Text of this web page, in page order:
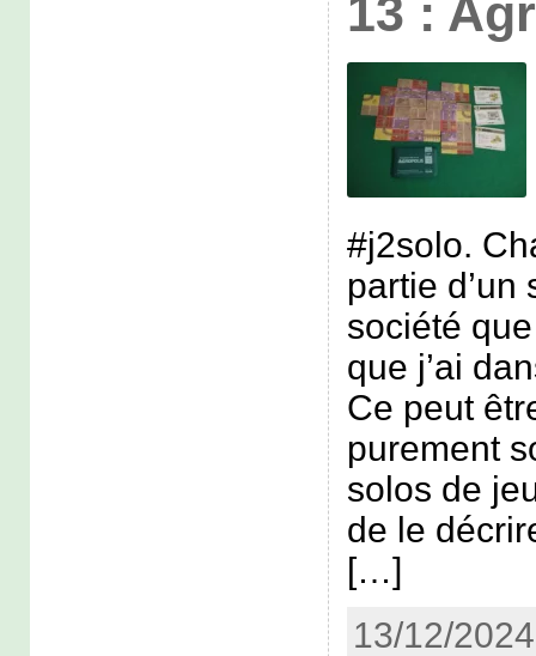
13 :
#j2solo.
partie d’un
société
que j’ai
Ce peut
purement
solos de
de le
[…]
13/12/